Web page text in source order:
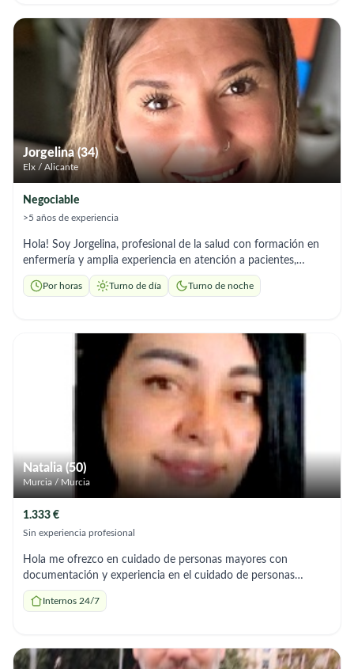
show up, I'm that person and it will be my pleasure to work
with you.
Jorgelina (34)
Elx / Alicante
Negociable
>5 años de experiencia
Hola! Soy Jorgelina, profesional de la salud con formación en
enfermería y amplia experiencia en atención a pacientes,
especialmente personas mayores y dependientes. Me destaco
por mi responsabilidad, trato humano y capacidad de
apasiona lo que hago. Cualquier cosa, estoy a disposición para
ampliar información.
Por horas Turno de día Turno de noche
Natalia (50)
Murcia / Murcia
1.333 €
Sin experiencia profesional
Hola me ofrezco en cuidado de personas mayores con
documentación y experiencia en el cuidado de personas
mayores y tengo referencias en mis antiguos trabajos . Cuidado
de la medicina Comida Baños Ir al médico Paseos Y sobre todo
Internos 24/7